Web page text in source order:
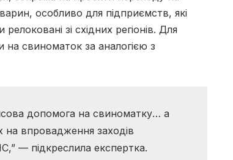
особливо для підприємств, які
зі східних регіонів. Для
свиноматок за аналогією з
допомога на свиноматку… а
на впровадження заходів
— підкреслила експертка.